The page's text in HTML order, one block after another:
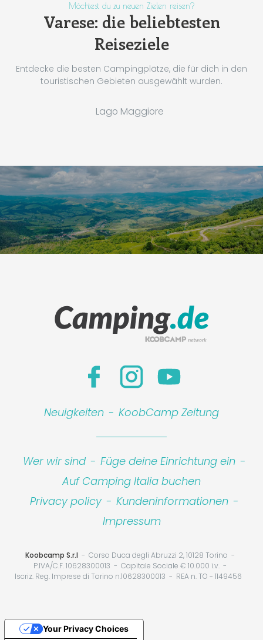
Möchtest du zu neuen Zielen reisen?
Varese: die beliebtesten
Reiseziele
Entdecke die besten Campingplätze, die für dich in den
touristischen Gebieten ausgewählt wurden.
Lago Maggiore
Neuigkeiten - KoobCamp Zeitung
Wer wir sind - Füge deine Einrichtung ein -
Auf Camping Italia buchen
Privacy policy - Kundeninformationen -
Impressum
Koobcamp S.r.l
Corso Duca degli Abruzzi 2, 10128 Torino
P.IVA/C.F. 10628300013
Capitale Sociale € 10.000 i.v.
Iscriz. Reg. Imprese di Torino n.10628300013
REA n. TO - 1149456
Your Privacy Choices